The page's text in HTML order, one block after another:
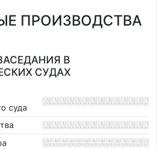
ПРОИЗВОДСТВА
В
СУДАХ
суда